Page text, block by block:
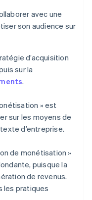
avec une
son audience sur
d’acquisition
sur la
.
» est
sur les moyens de
d’entreprise.
de monétisation »
puisque la
de revenus.
les pratiques